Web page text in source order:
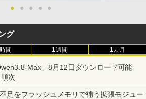
● ● ● ● ●
グ
間 1週間 1カ月
Max」8月12日ダウンロード可能
次
足をフラッシュメモリで補う拡張モジュー